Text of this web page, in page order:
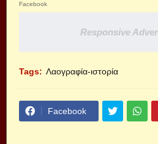
Facebook
Responsive
Tags: Λαογραφία-ιστορία
Facebook